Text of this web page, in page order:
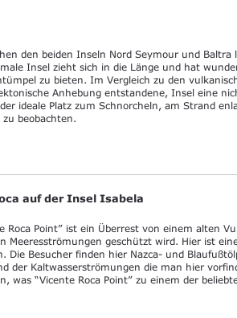
den beiden Inseln Nord Seymour und Baltra
Insel zieht sich in die Länge und hat
zu bieten. Im Vergleich zu den
Anhebung entstandene, Insel eine
ideale Platz zum Schnorcheln, am Strand
beobachten.
auf der Insel Isabela
Roca Point” ist ein Überrest von einem alten
Meeresströmungen geschützt wird. Hier ist
Die Besucher finden hier Nazca- und
der Kaltwasserströmungen die man hier
was “Vicente Roca Point” zu einem der